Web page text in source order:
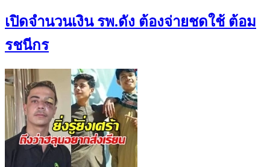
เปิดจำนวนเงิน รพ.ดัง ต้องจ่ายชดใช้ ต้อม
รชนีกร